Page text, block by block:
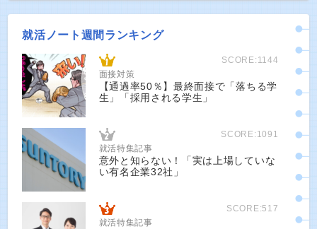
就活ノート週間ランキング
SCORE:1144
面接対策
【通過率50％】最終面接で「落ちる学
生」「採用される学生」
SCORE:1091
就活特集記事
意外と知らない！「実は上場していな
い有名企業32社」
SCORE:517
就活特集記事